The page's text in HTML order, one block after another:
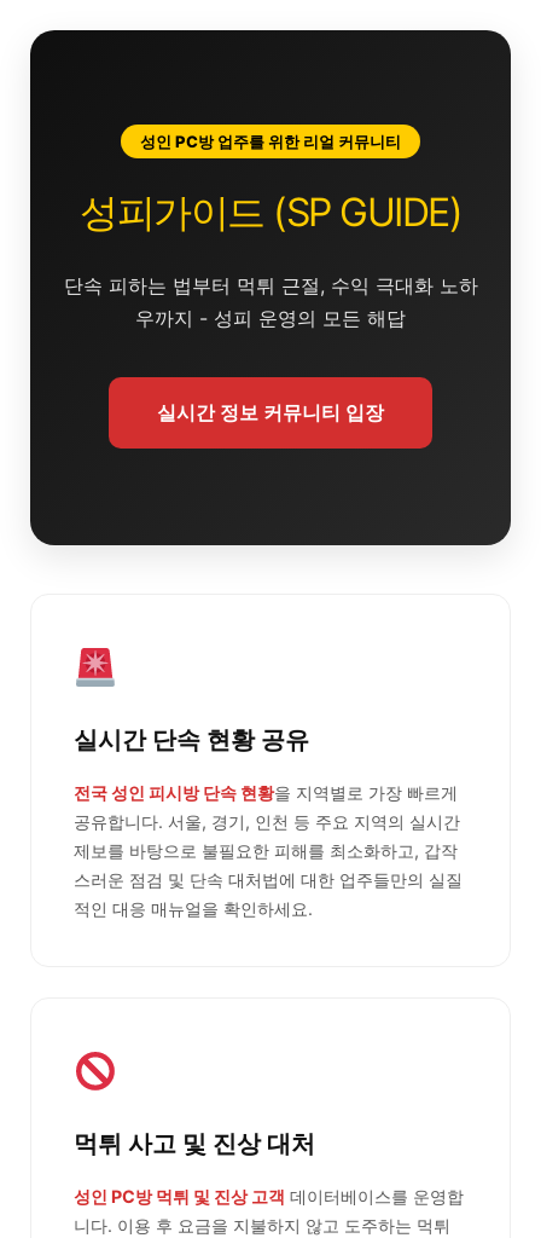
성인 PC방 업주를 위한 리얼 커뮤니티
성피가이드 (SP GUIDE)
단속 피하는 법부터 먹튀 근절, 수익 극대화 노하
우까지 - 성피 운영의 모든 해답
실시간 정보 커뮤니티 입장
실시간 단속 현황 공유
전국 성인 피시방 단속 현황을 지역별로 가장 빠르게
공유합니다. 서울, 경기, 인천 등 주요 지역의 실시간
제보를 바탕으로 불필요한 피해를 최소화하고, 갑작
스러운 점검 및 단속 대처법에 대한 업주들만의 실질
적인 대응 매뉴얼을 확인하세요.
먹튀 사고 및 진상 대처
성인 PC방 먹튀 및 진상 고객 데이터베이스를 운영합
니다. 이용 후 요금을 지불하지 않고 도주하는 먹튀